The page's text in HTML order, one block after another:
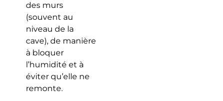
des murs
(souvent au
niveau de la
cave), de manière
à bloquer
l’humidité et à
éviter qu’elle ne
remonte.